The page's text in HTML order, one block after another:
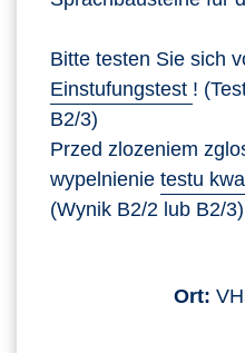
Bitte testen Sie sich
Einstufungstest !
B2/3)
Przed zlozeniem
wypelnienie testu
(Wynik B2/2 lub B2/3)
Ort: